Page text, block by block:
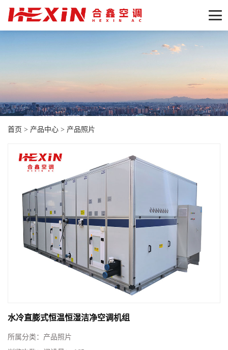
首页 > 产品中心 > 产品照片
水冷直膨式恒温恒湿洁净空调机组
所属分类： 产品照片